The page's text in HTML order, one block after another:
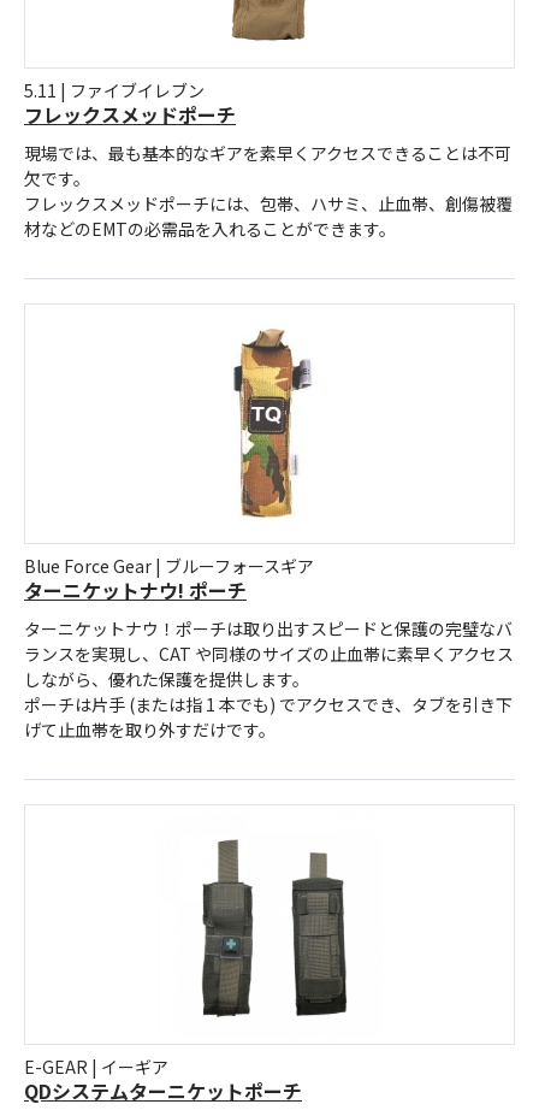
5.11 | ファイブイレブン
フレックスメッドポーチ
現場では、最も基本的なギアを素早くアクセスできることは不可
欠です。
フレックスメッドポーチには、包帯、ハサミ、止血帯、創傷被覆
材などのEMTの必需品を入れることができます。
Blue Force Gear | ブルーフォースギア
ターニケットナウ! ポーチ
ターニケットナウ！ポーチは取り出すスピードと保護の完璧なバ
ランスを実現し、CAT や同様のサイズの止血帯に素早くアクセス
しながら、優れた保護を提供します。
ポーチは片手 (または指 1 本でも) でアクセスでき、タブを引き下
げて止血帯を取り外すだけです。
E-GEAR | イーギア
QDシステムターニケットポーチ